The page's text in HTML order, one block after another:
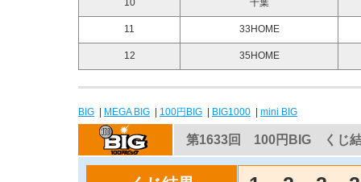
10 千葉
11 33HOME
12 35HOME
BIG MEGA BIG 100円BIG BIG1000 mini BIG
第1633回 100円BIG くじ